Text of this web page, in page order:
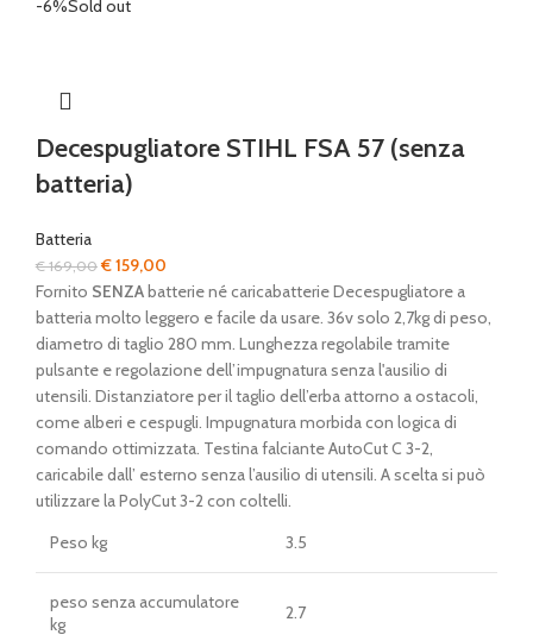
-6%Sold out
Decespugliatore STIHL FSA 57 (senza
batteria)
Batteria
€169,00Il
prezzo
originale
era:
€ 169,00.
€159,00
prezzo
attuale
è:
€ 159,00.
Fornito SENZAbatterie né caricabatterie Decespugliatore a
batteria molto leggero e facile da usare. 36v solo 2,7kg di peso,
diametro di taglio 280 mm. Lunghezza regolabile tramite
pulsante e regolazione dell’impugnatura senza l'ausilio di
utensili. Distanziatore per il taglio dell’erba attorno a ostacoli,
come alberi e cespugli. Impugnatura morbida con logica di
comando ottimizzata. Testina falciante AutoCut C 3-2,
caricabile dall’ esterno senza l’ausilio di utensili. A scelta si può
utilizzare la PolyCut 3-2 con coltelli.
Peso kg
3.5
peso senza accumulatore
kg
2.7